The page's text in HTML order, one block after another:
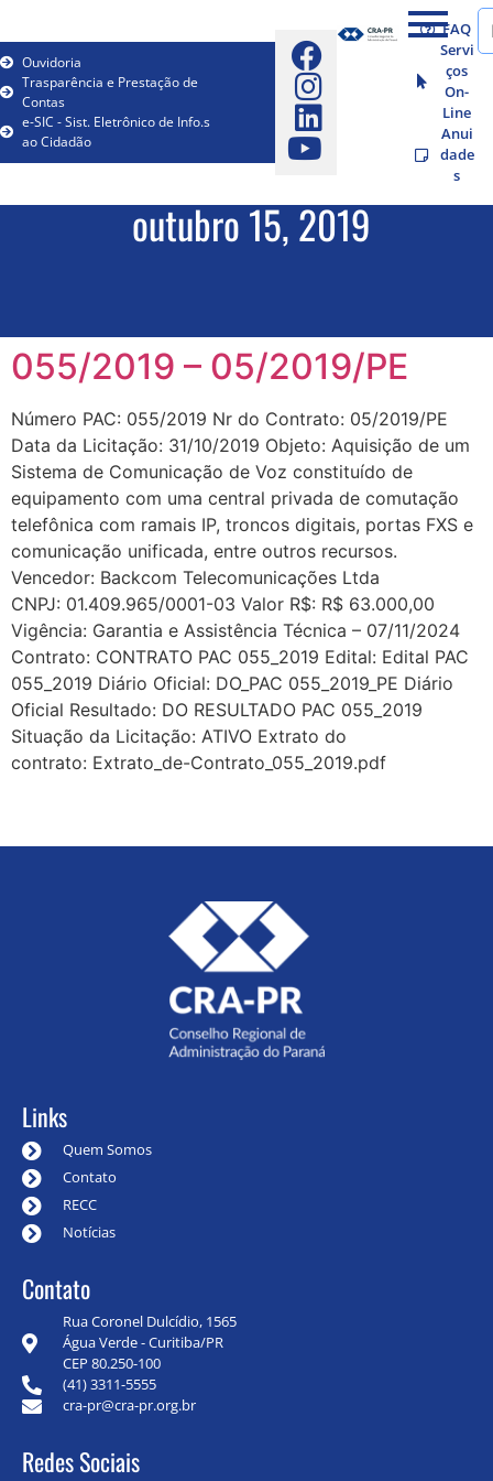
Ouvidoria
Trasparência e Prestação de
Contas
e-SIC - Sist. Eletrônico de Info.s
ao Cidadão
FAQ
Servi
ços
On-
Line
Anui
dade
s
outubro 15, 2019
055/2019 – 05/2019/PE
Número PAC: 055/2019 Nr do Contrato: 05/2019/PE
Data da Licitação: 31/10/2019 Objeto: Aquisição de um
Sistema de Comunicação de Voz constituído de
equipamento com uma central privada de comutação
telefônica com ramais IP, troncos digitais, portas FXS e
comunicação unificada, entre outros recursos.
Vencedor: Backcom Telecomunicações Ltda
CNPJ: 01.409.965/0001-03 Valor R$: R$ 63.000,00
Vigência: Garantia e Assistência Técnica – 07/11/2024
Contrato: CONTRATO PAC 055_2019 Edital: Edital PAC
055_2019 Diário Oficial: DO_PAC 055_2019_PE Diário
Oficial Resultado: DO RESULTADO PAC 055_2019
Situação da Licitação: ATIVO Extrato do
contrato: Extrato_de-Contrato_055_2019.pdf
Links
Quem Somos
Contato
RECC
Notícias
Contato
Rua Coronel Dulcídio, 1565
Água Verde - Curitiba/PR
CEP 80.250-100
(41) 3311-5555
cra-pr@cra-pr.org.br
Redes Sociais